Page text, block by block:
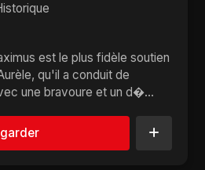
est le plus fidèle soutien
qu'il a conduit de
une bravoure et un d�...